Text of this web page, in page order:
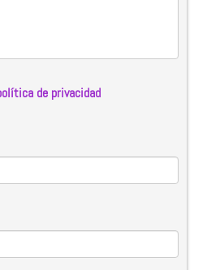
de privacidad